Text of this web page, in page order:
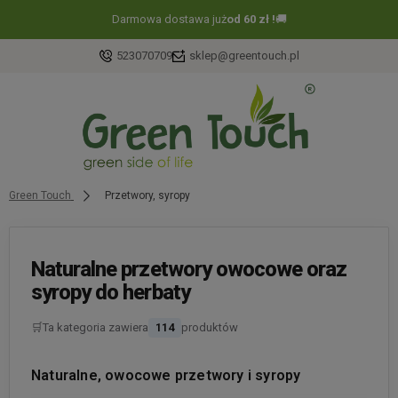
Darmowa dostawa jużod 60 zł !🚚
523070709 sklep@greentouch.pl
Green Touch Przetwory, syropy
Naturalne przetwory owocowe oraz
syropy do herbaty
🛒Ta kategoria zawiera 114 produktów
Naturalne, owocowe przetwory i syropy